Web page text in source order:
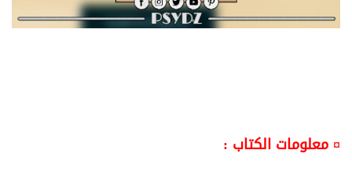
¤ معلومات الكتاب :